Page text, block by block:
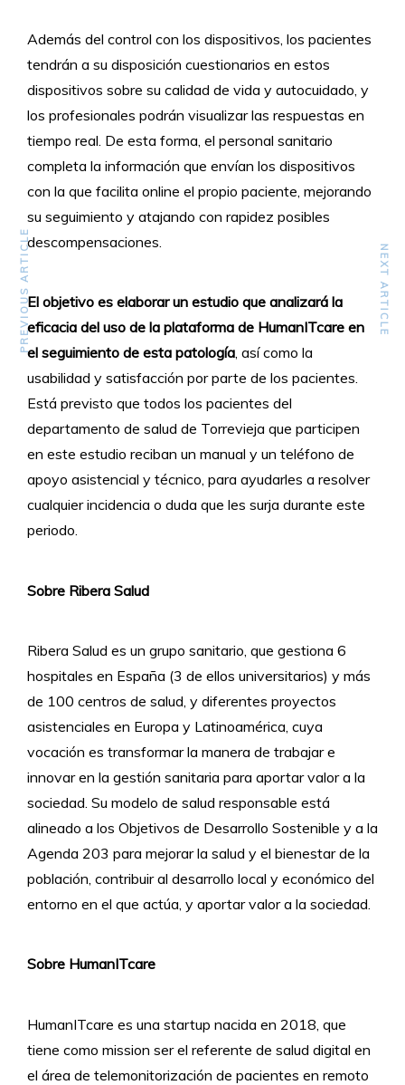
Además del control con los dispositivos, los pacientes
tendrán a su disposición cuestionarios en estos
dispositivos sobre su calidad de vida y autocuidado, y
los profesionales podrán visualizar las respuestas en
tiempo real. De esta forma, el personal sanitario
completa la información que envían los dispositivos
con la que facilita online el propio paciente, mejorando
su seguimiento y atajando con rapidez posibles
descompensaciones.
El objetivo es elaborar un estudio que analizará la
eficacia del uso de la plataforma de HumanITcare en
el seguimiento de esta patología, así como la
usabilidad y satisfacción por parte de los pacientes.
Está previsto que todos los pacientes del
departamento de salud de Torrevieja que participen
en este estudio reciban un manual y un teléfono de
apoyo asistencial y técnico, para ayudarles a resolver
cualquier incidencia o duda que les surja durante este
periodo.
Sobre Ribera Salud
Ribera Salud es un grupo sanitario, que gestiona 6
hospitales en España (3 de ellos universitarios) y más
de 100 centros de salud, y diferentes proyectos
asistenciales en Europa y Latinoamérica, cuya
vocación es transformar la manera de trabajar e
innovar en la gestión sanitaria para aportar valor a la
sociedad. Su modelo de salud responsable está
alineado a los Objetivos de Desarrollo Sostenible y a la
Agenda 203 para mejorar la salud y el bienestar de la
población, contribuir al desarrollo local y económico del
entorno en el que actúa, y aportar valor a la sociedad.
Sobre HumanITcare
HumanITcare es una startup nacida en 2018, que
tiene como mission ser el referente de salud digital en
el área de telemonitorización de pacientes en remoto
PREVIOUS ARTICLE NEXT ARTICLE